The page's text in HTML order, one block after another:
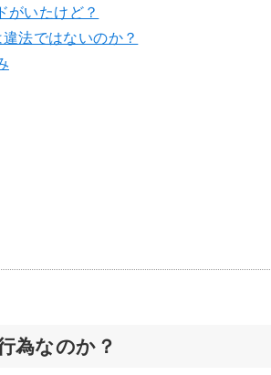
がいたけど？
法ではないのか？
為なのか？